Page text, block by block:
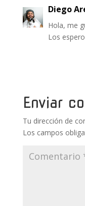
Diego
Hola, me
Los
Enviar
Tu dirección de
Los campos